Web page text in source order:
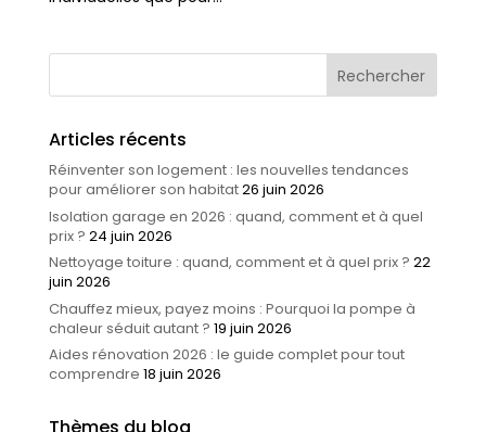
Articles récents
Réinventer son logement : les nouvelles tendances
pour améliorer son habitat26 juin 2026
Isolation garage en 2026 : quand, comment et à quel
prix ? 24 juin 2026
Nettoyage toiture : quand, comment et à quel prix ? 22
juin 2026
Chauffez mieux, payez moins : Pourquoi la pompe à
chaleur séduit autant ? 19 juin 2026
Aides rénovation 2026 : le guide complet pour tout
comprendre 18 juin 2026